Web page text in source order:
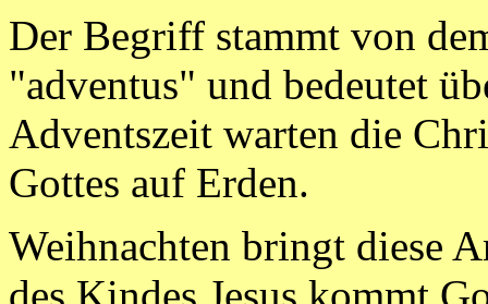
Der Begriff stammt von
"adventus" und bedeutet
Adventszeit warten die
Gottes auf Erden.
Weihnachten bringt diese